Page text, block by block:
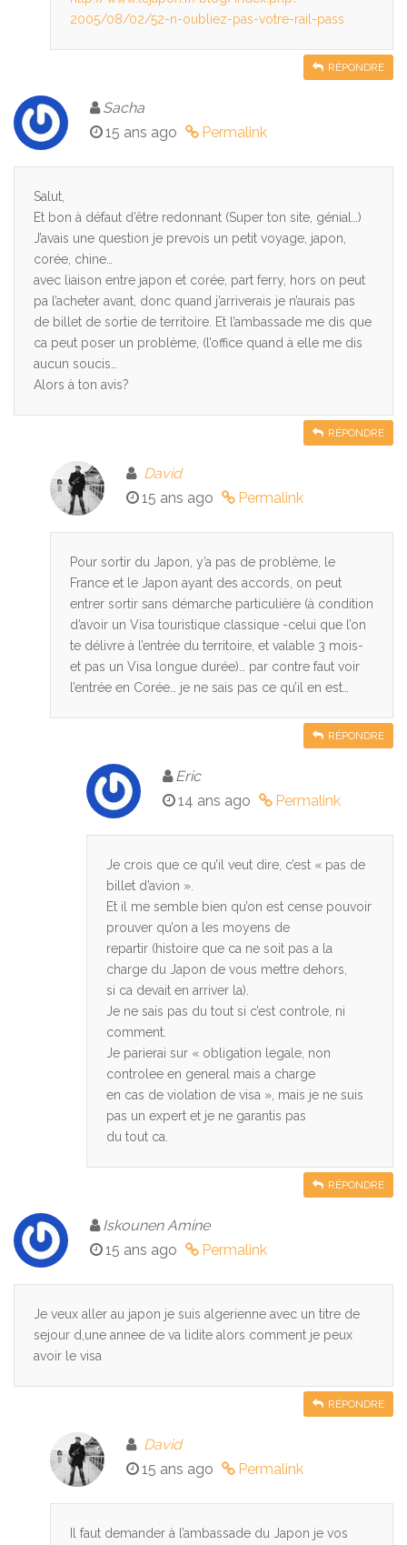
2005/08/02/52-n-oubliez-pas-votre-rail-pass
RÉPONDRE
Sacha
15 ans ago
Permalink
Salut,
Et bon à défaut d’être redonnant (Super ton site, génial…)
J’avais une question je prevois un petit voyage, japon,
corée, chine…
avec liaison entre japon et corée, part ferry, hors on peut
pa l’acheter avant, donc quand j’arriverais je n’aurais pas
de billet de sortie de territoire. Et l’ambassade me dis que
ca peut poser un problème, (l’office quand à elle me dis
aucun soucis…
Alors à ton avis?
RÉPONDRE
David
15 ans ago
Permalink
Pour sortir du Japon, y’a pas de problème, le
France et le Japon ayant des accords, on peut
entrer sortir sans démarche particulière (à condition
d’avoir un Visa touristique classique -celui que l’on
te délivre à l’entrée du territoire, et valable 3 mois-
et pas un Visa longue durée)… par contre faut voir
l’entrée en Corée… je ne sais pas ce qu’il en est…
RÉPONDRE
Eric
14 ans ago
Permalink
Je crois que ce qu’il veut dire, c’est « pas de
billet d’avion ».
Et il me semble bien qu’on est cense pouvoir
prouver qu’on a les moyens de
repartir (histoire que ca ne soit pas a la
charge du Japon de vous mettre dehors,
si ca devait en arriver la).
Je ne sais pas du tout si c’est controle, ni
comment.
Je parierai sur « obligation legale, non
controlee en general mais a charge
en cas de violation de visa », mais je ne suis
pas un expert et je ne garantis pas
du tout ca.
RÉPONDRE
Iskounen Amine
15 ans ago
Permalink
Je veux aller au japon je suis algerienne avec un titre de
sejour d,une annee de va lidite alors comment je peux
avoir le visa
RÉPONDRE
David
15 ans ago
Permalink
Il faut demander à l’ambassade du Japon je vos